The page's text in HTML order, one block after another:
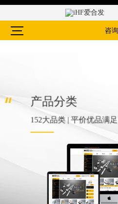
咨
产品分类
152大品类 | 平价优品满